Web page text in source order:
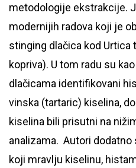
metodologije ekstrakcije.
modernijih radova koji je
stinging dlačica kod Urtica
kopriva). U tom radu su
dlačicama identifikovani
vinska (tartaric) kiselina,
kiselina bili prisutni na
analizama. Autori dodatno
koji mravlju kiselinu,